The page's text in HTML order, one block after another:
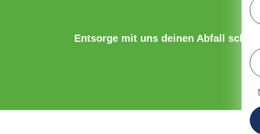
Entsorge mit uns deinen Abfall